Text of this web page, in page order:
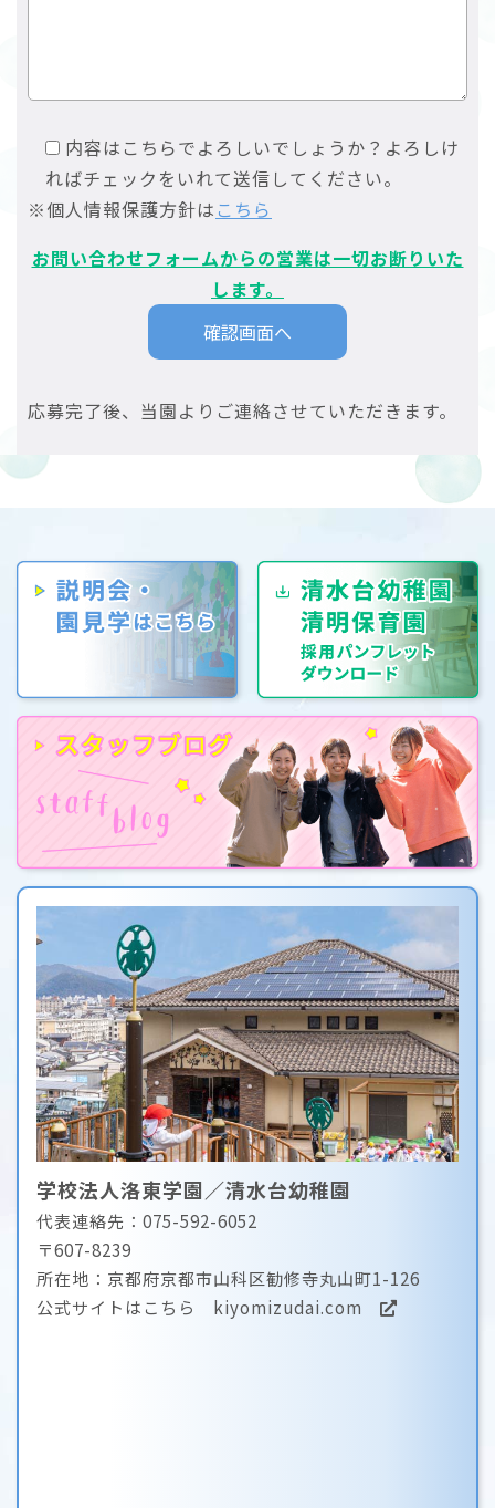
内容はこちらでよろしいでしょうか？よろしけ
ればチェックをいれて送信してください。
※個人情報保護方針は こちら
お問い合わせフォームからの営業は一切お断りいた
します。
応募完了後、当園よりご連絡させていただきます。
学校法人洛東学園／清水台幼稚園
代表連絡先：075-592-6052
〒607-8239
所在地：京都府京都市山科区勧修寺丸山町1-126
公式サイトはこちら kiyomizudai.com